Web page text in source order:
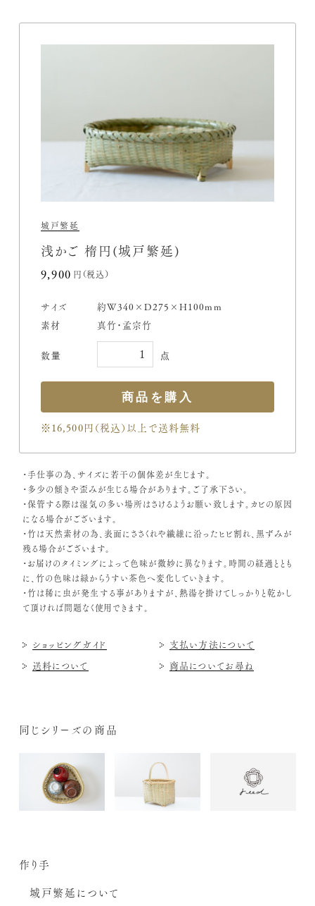
城戸繁延
浅かご 楕円(城戸繁延)
9,900円(税込)
サイズ
約W340×D275×H100mm
素材
真竹・孟宗竹
※16,500円（税込）以上で送料無料
・手仕事の為、サイズに若干の個体差が生じます。
・多少の傾きや歪みが生じる場合があります。ご了承下さい。
・保管する際は湿気の多い場所はさけるようお願い致します。カビの原因
になる場合がございます。
・竹は天然素材の為、表面にささくれや繊維に沿ったヒビ割れ、黒ずみが
残る場合がございます。
・お届けのタイミングによって色味が微妙に異なります。時間の経過ととも
に、竹の色味は緑からうすい茶色へ変化していきます。
・竹は稀に虫が発生する事がありますが、熱湯を掛けてしっかりと乾かし
て頂ければ問題なく使用できます。
ショッピングガイド
支払い方法について
送料について
商品についてお尋ね
同じシリーズの商品
作り手
城戸繁延について